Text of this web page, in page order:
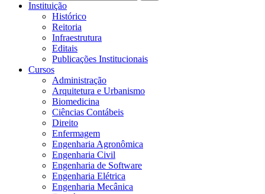
Instituição
Histórico
Reitoria
Infraestrutura
Editais
Publicações Institucionais
Cursos
Administração
Arquitetura e Urbanismo
Biomedicina
Ciências Contábeis
Direito
Enfermagem
Engenharia Agronômica
Engenharia Civil
Engenharia de Software
Engenharia Elétrica
Engenharia Mecânica